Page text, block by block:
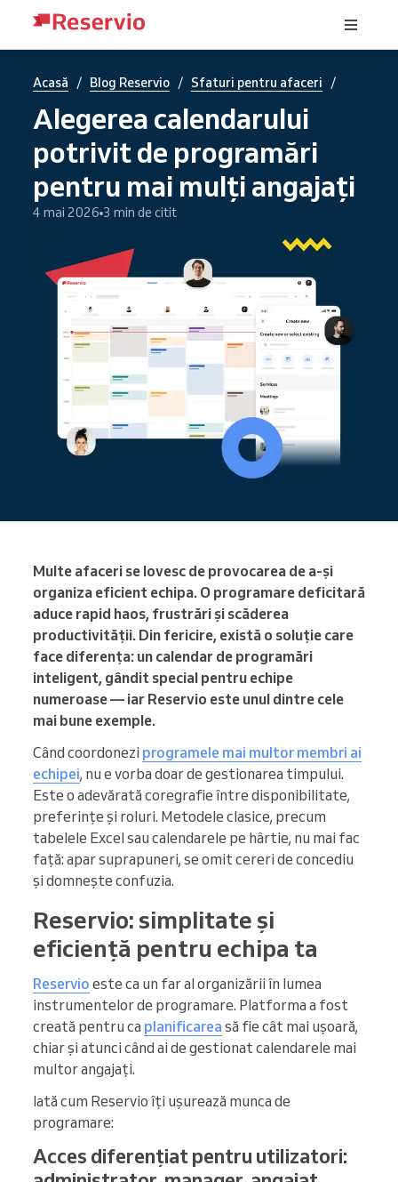
Acasă / Blog Reservio / Sfaturi pentru afaceri /
Alegerea calendarului
potrivit de programări
pentru mai mulți angajați
4 mai 2026 3 min de citit
Multe afaceri se lovesc de provocarea de a-și
organiza eficient echipa. O programare deficitară
aduce rapid haos, frustrări și scăderea
productivității. Din fericire, există o soluție care
face diferența: un calendar de programări
inteligent, gândit special pentru echipe
numeroase — iar Reservio este unul dintre cele
mai bune exemple.
Când coordonezi programele mai multor membri ai
echipei, nu e vorba doar de gestionarea timpului.
Este o adevărată coregrafie între disponibilitate,
preferințe și roluri. Metodele clasice, precum
tabelele Excel sau calendarele pe hârtie, nu mai fac
față: apar suprapuneri, se omit cereri de concediu
și domnește confuzia.
Reservio: simplitate și
eficiență pentru echipa ta
Reservio este ca un far al organizării în lumea
instrumentelor de programare. Platforma a fost
creată pentru ca planificarea să fie cât mai ușoară,
chiar și atunci când ai de gestionat calendarele mai
multor angajați.
Iată cum Reservio îți ușurează munca de
programare:
Acces diferențiat pentru utilizatori: